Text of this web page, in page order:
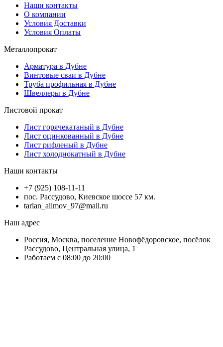
Наши контакты
О компании
Условия Доставки
Условия Оплаты
Металлопрокат
Арматура в Дубне
Винтовые сваи в Дубне
Труба профильная в Дубне
Швеллеры в Дубне
Листовой прокат
Лист горячекатаный в Дубне
Лист оцинкованный в Дубне
Лист рифленый в Дубне
Лист холоднокатный в Дубне
Наши контакты
+7 (925) 108-11-11
пос. Рассудово, Киевское шоссе 57 км.
tarlan_alimov_97@mail.ru
Наш адрес
Россия, Москва, поселение Новофёдоровское, посёлок
Рассудово, Центральная улица, 1
Работаем с 08:00 до 20:00